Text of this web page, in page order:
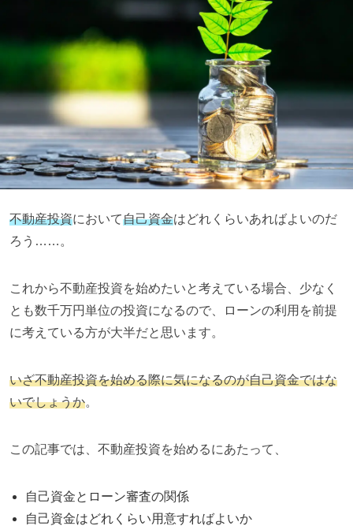
不動産投資において自己資金はどれくらいあればよいのだ
ろう……。
これから不動産投資を始めたいと考えている場合、少なく
とも数千万円単位の投資になるので、ローンの利用を前提
に考えている方が大半だと思います。
いざ不動産投資を始める際に気になるのが自己資金ではな
いでしょうか。
この記事では、不動産投資を始めるにあたって、
自己資金とローン審査の関係
自己資金はどれくらい用意すればよいか